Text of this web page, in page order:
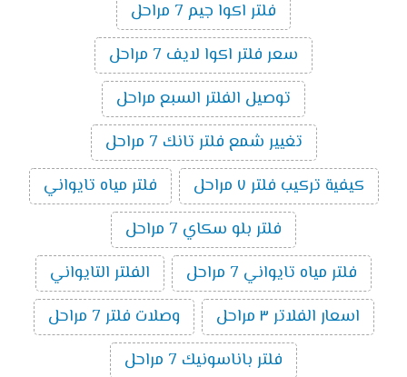
فلتر اكوا جيم 7 مراحل
سعر فلتر اكوا لايف 7 مراحل
توصيل الفلتر السبع مراحل
تغيير شمع فلتر تانك 7 مراحل
كيفية تركيب فلتر ٧ مراحل
فلتر مياه تايواني
فلتر بلو سكاي 7 مراحل
فلتر مياه تايواني 7 مراحل
الفلتر التايواني
اسعار الفلاتر ٣ مراحل
وصلات فلتر 7 مراحل
فلتر باناسونيك 7 مراحل